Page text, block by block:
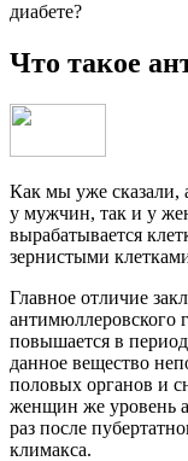
диабете?
Что такое
Как мы уже сказали,
у мужчин, так и у
вырабатывается
зернистыми
Главное отличие
антимюллеровского
повышается в
данное вещество
половых органов и
женщин же уровень
раз после
климакса.